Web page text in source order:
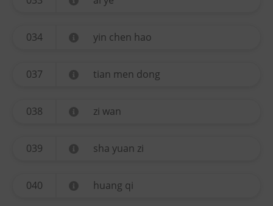
034 yin chen hao
037 tian men dong
038 zi wan
039 sha yuan zi
040 huang qi